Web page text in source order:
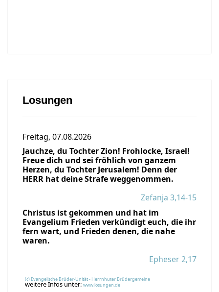
Losungen
Freitag, 07.08.2026
Jauchze, du Tochter Zion! Frohlocke, Israel!
Freue dich und sei fröhlich von ganzem
Herzen, du Tochter Jerusalem! Denn der
HERR hat deine Strafe weggenommen.
Zefanja 3,14-15
Christus ist gekommen und hat im
Evangelium Frieden verkündigt euch, die ihr
fern wart, und Frieden denen, die nahe
waren.
Epheser 2,17
(c) Evangelische Brüder-Unität - Herrnhuter Brüdergemeine
weitere Infos unter: www.losungen.de